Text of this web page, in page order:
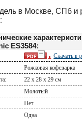
в Москве, СПб и
ES3584:
Скачать в
Рожковая кофеварка
22 x 28 x 29 см
Молотый
Нет
Одна